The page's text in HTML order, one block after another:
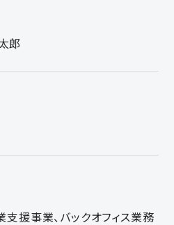
郎
支援事業、バックオフィス業務